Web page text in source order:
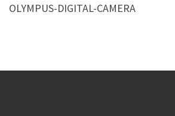
OLYMPUS-DIGITAL-CAMERA